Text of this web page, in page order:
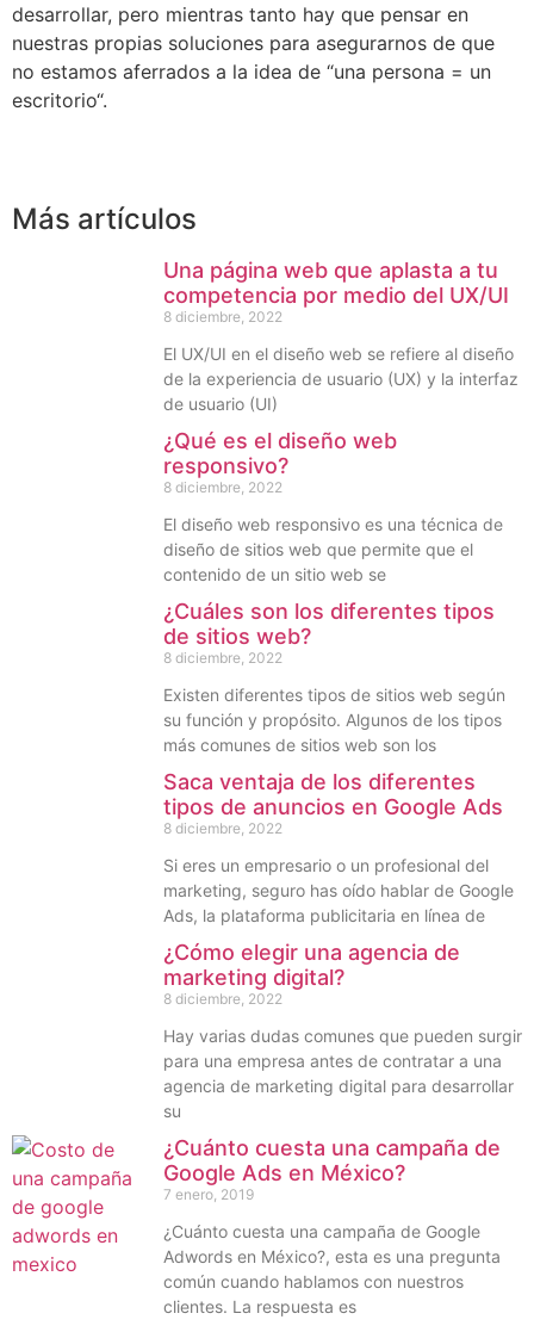
desarrollar, pero mientras tanto hay que pensar en
nuestras propias soluciones para asegurarnos de que
no estamos aferrados a la idea de “una persona = un
escritorio“.
Más artículos
Una página web que aplasta a tu
competencia por medio del UX/UI
8 diciembre, 2022
El UX/UI en el diseño web se refiere al diseño
de la experiencia de usuario (UX) y la interfaz
de usuario (UI)
¿Qué es el diseño web
responsivo?
8 diciembre, 2022
El diseño web responsivo es una técnica de
diseño de sitios web que permite que el
contenido de un sitio web se
¿Cuáles son los diferentes tipos
de sitios web?
8 diciembre, 2022
Existen diferentes tipos de sitios web según
su función y propósito. Algunos de los tipos
más comunes de sitios web son los
Saca ventaja de los diferentes
tipos de anuncios en Google Ads
8 diciembre, 2022
Si eres un empresario o un profesional del
marketing, seguro has oído hablar de Google
Ads, la plataforma publicitaria en línea de
¿Cómo elegir una agencia de
marketing digital?
8 diciembre, 2022
Hay varias dudas comunes que pueden surgir
para una empresa antes de contratar a una
agencia de marketing digital para desarrollar
su
¿Cuánto cuesta una campaña de
Google Ads en México?
7 enero, 2019
¿Cuánto cuesta una campaña de Google
Adwords en México?, esta es una pregunta
común cuando hablamos con nuestros
clientes. La respuesta es